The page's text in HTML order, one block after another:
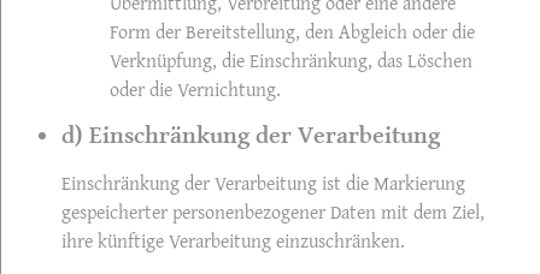
Form der Bereitstellung, den Abgleich oder die
Verknüpfung, die Einschränkung, das Löschen
oder die Vernichtung.
d) Einschränkung der Verarbeitung
Einschränkung der Verarbeitung ist die Markierung
gespeicherter personenbezogener Daten mit dem Ziel,
ihre künftige Verarbeitung einzuschränken.